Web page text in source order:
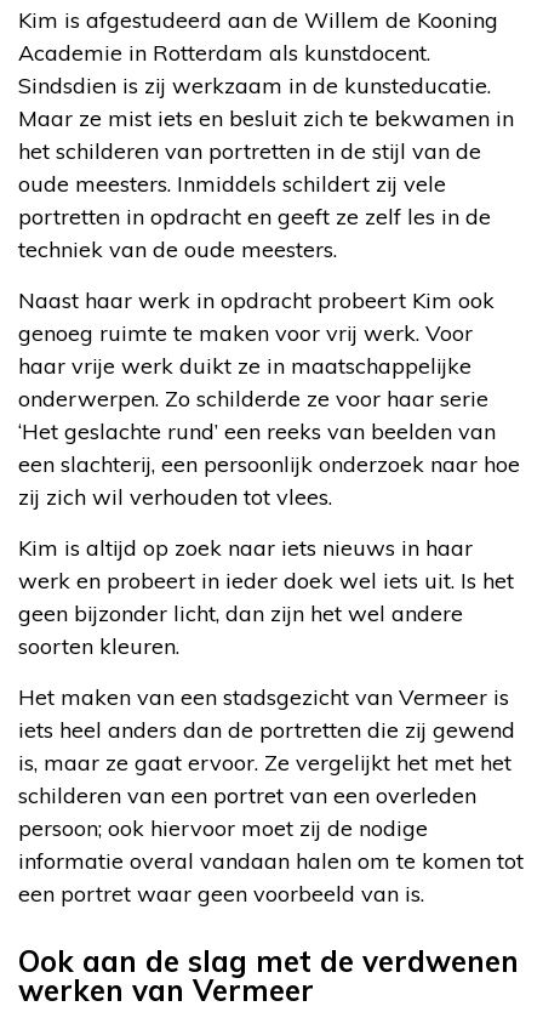
Kim is afgestudeerd aan de Willem de Kooning
Academie in Rotterdam als kunstdocent.
Sindsdien is zij werkzaam in de kunsteducatie.
Maar ze mist iets en besluit zich te bekwamen in
het schilderen van portretten in de stijl van de
oude meesters. Inmiddels schildert zij vele
portretten in opdracht en geeft ze zelf les in de
techniek van de oude meesters.
Naast haar werk in opdracht probeert Kim ook
genoeg ruimte te maken voor vrij werk. Voor
haar vrije werk duikt ze in maatschappelijke
onderwerpen. Zo schilderde ze voor haar serie
‘Het geslachte rund’ een reeks van beelden van
een slachterij, een persoonlijk onderzoek naar hoe
zij zich wil verhouden tot vlees.
Kim is altijd op zoek naar iets nieuws in haar
werk en probeert in ieder doek wel iets uit. Is het
geen bijzonder licht, dan zijn het wel andere
soorten kleuren.
Het maken van een stadsgezicht van Vermeer is
iets heel anders dan de portretten die zij gewend
is, maar ze gaat ervoor. Ze vergelijkt het met het
schilderen van een portret van een overleden
persoon; ook hiervoor moet zij de nodige
informatie overal vandaan halen om te komen tot
een portret waar geen voorbeeld van is.
Ook aan de slag met de verdwenen
werken van Vermeer